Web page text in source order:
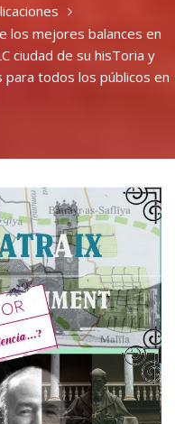
los mejores balances en
ciudad de su hisToria y
todos los públicos en